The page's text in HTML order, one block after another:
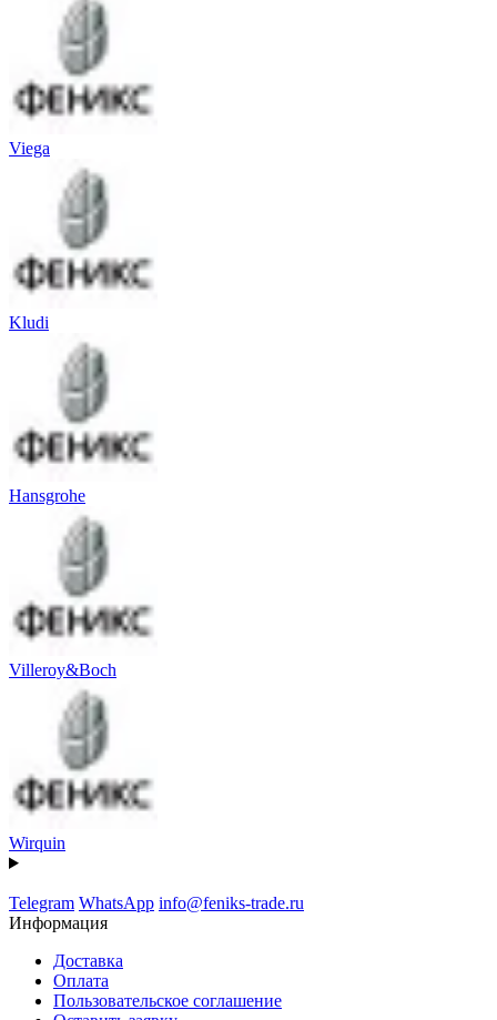
Viega
Kludi
Hansgrohe
Villeroy&Boch
Wirquin
Telegram WhatsApp info@feniks-trade.ru
Информация
Доставка
Оплата
Пользовательское соглашение